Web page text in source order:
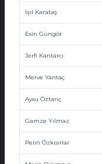
Işıl Karataş
Esin Güngör
Jerfi Kantarcı
Merve Yantaç
Aysu Öztanç
Gamze Yılmaz
Pelin Özkısırlar